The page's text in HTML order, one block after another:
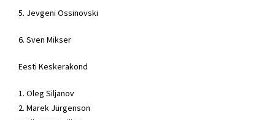
5. Jevgeni Ossinovski
6. Sven Mikser
Eesti Keskerakond
1. Oleg Siljanov
2. Marek Jürgenson